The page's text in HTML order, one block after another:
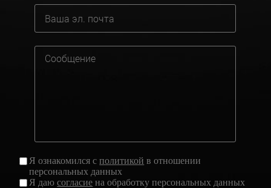
Я ознакомился сполитикой в отношении
персональных данных
Я даюсогласие на обработку персональных данных